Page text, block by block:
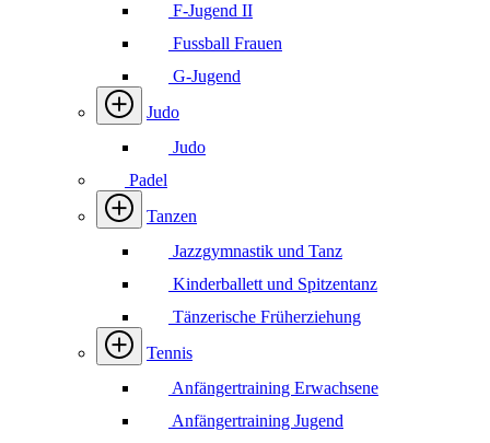
F-Jugend II
Fussball Frauen
G-Jugend
Judo
Judo
Padel
Tanzen
Jazzgymnastik und Tanz
Kinderballett und Spitzentanz
Tänzerische Früherziehung
Tennis
Anfängertraining Erwachsene
Anfängertraining Jugend